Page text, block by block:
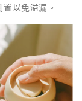
以免溢漏。